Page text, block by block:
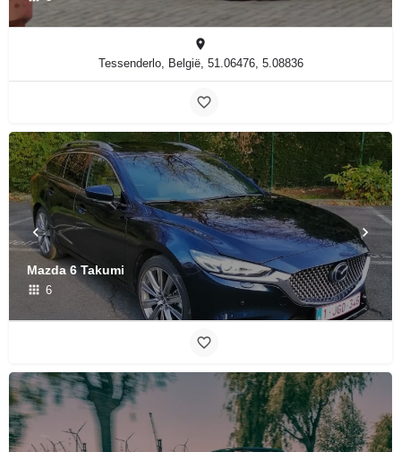
Tessenderlo, België, 51.06476, 5.08836
Mazda 6 Takumi
6